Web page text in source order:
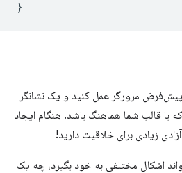
مرورگر عمل کنید و یک نشانگر
شما هماهنگ باشد. هنگام ایجاد
برای خلاقیت دارید!
مختلفی به خود بگیرد، چه یک